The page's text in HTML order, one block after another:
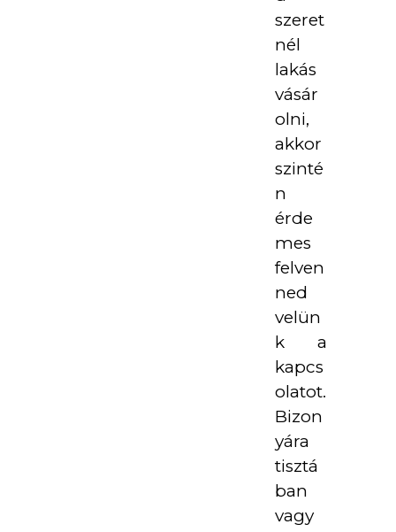
szeret
nél
lakás
vásár
olni,
akkor
szinté
n
érde
mes
felven
ned
velün
k a
kapcs
olatot.
Bizon
yára
tisztá
ban
vagy